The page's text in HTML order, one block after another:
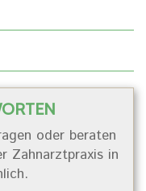
oder beraten
Zahnarztpraxis in